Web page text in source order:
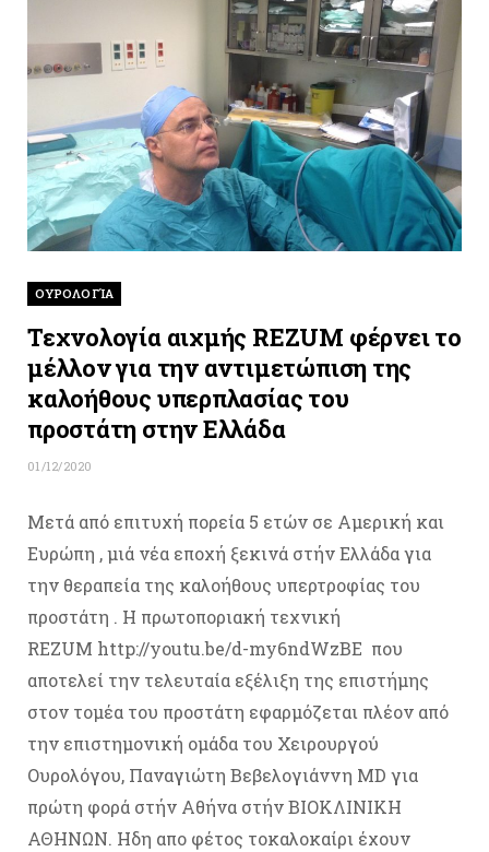
ΟΥΡΟΛΟΓΊΑ
Τεχνολογία αιχμής REZUM φέρνει το
μέλλον για την αντιμετώπιση της
καλοήθους υπερπλασίας του
προστάτη στην Ελλάδα
01/12/2020
Μετά από επιτυχή πορεία 5 ετών σε Αμερική και
Ευρώπη , μιά νέα εποχή ξεκινά στήν Ελλάδα για
την θεραπεία της καλοήθους υπερτροφίας του
προστάτη . Η πρωτοποριακή τεχνική
REZUM http://youtu.be/d-my6ndWzBE που
αποτελεί την τελευταία εξέλιξη της επιστήμης
στον τομέα του προστάτη εφαρμόζεται πλέον από
την επιστημονική ομάδα του Χειρουργού
Ουρολόγου, Παναγιώτη Βεβελογιάννη MD για
πρώτη φορά στήν Αθήνα στήν ΒΙΟΚΛΙΝΙΚΗ
ΑΘΗΝΩΝ. Ηδη απο φέτος τοκαλοκαίρι έχουν